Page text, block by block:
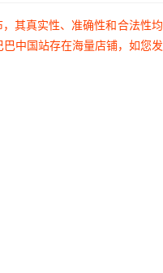
其真实性、准确性和合法性
中国站存在海量店铺，如您